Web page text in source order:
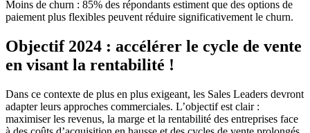
Moins de churn : 85% des répondants estiment que des options de
paiement plus flexibles peuvent réduire significativement le churn.
Objectif 2024 : accélérer le cycle de vente
en visant la rentabilité !
Dans ce contexte de plus en plus exigeant, les Sales Leaders devront
adapter leurs approches commerciales. L’objectif est clair :
maximiser les revenus, la marge et la rentabilité des entreprises face